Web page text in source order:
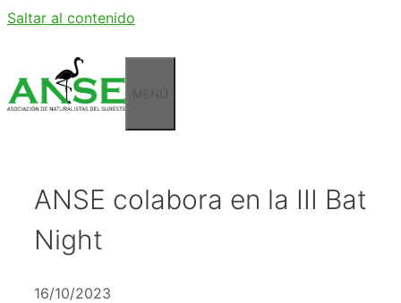
Saltar al contenido
ANSE colabora en la III Bat
Night
16/10/2023